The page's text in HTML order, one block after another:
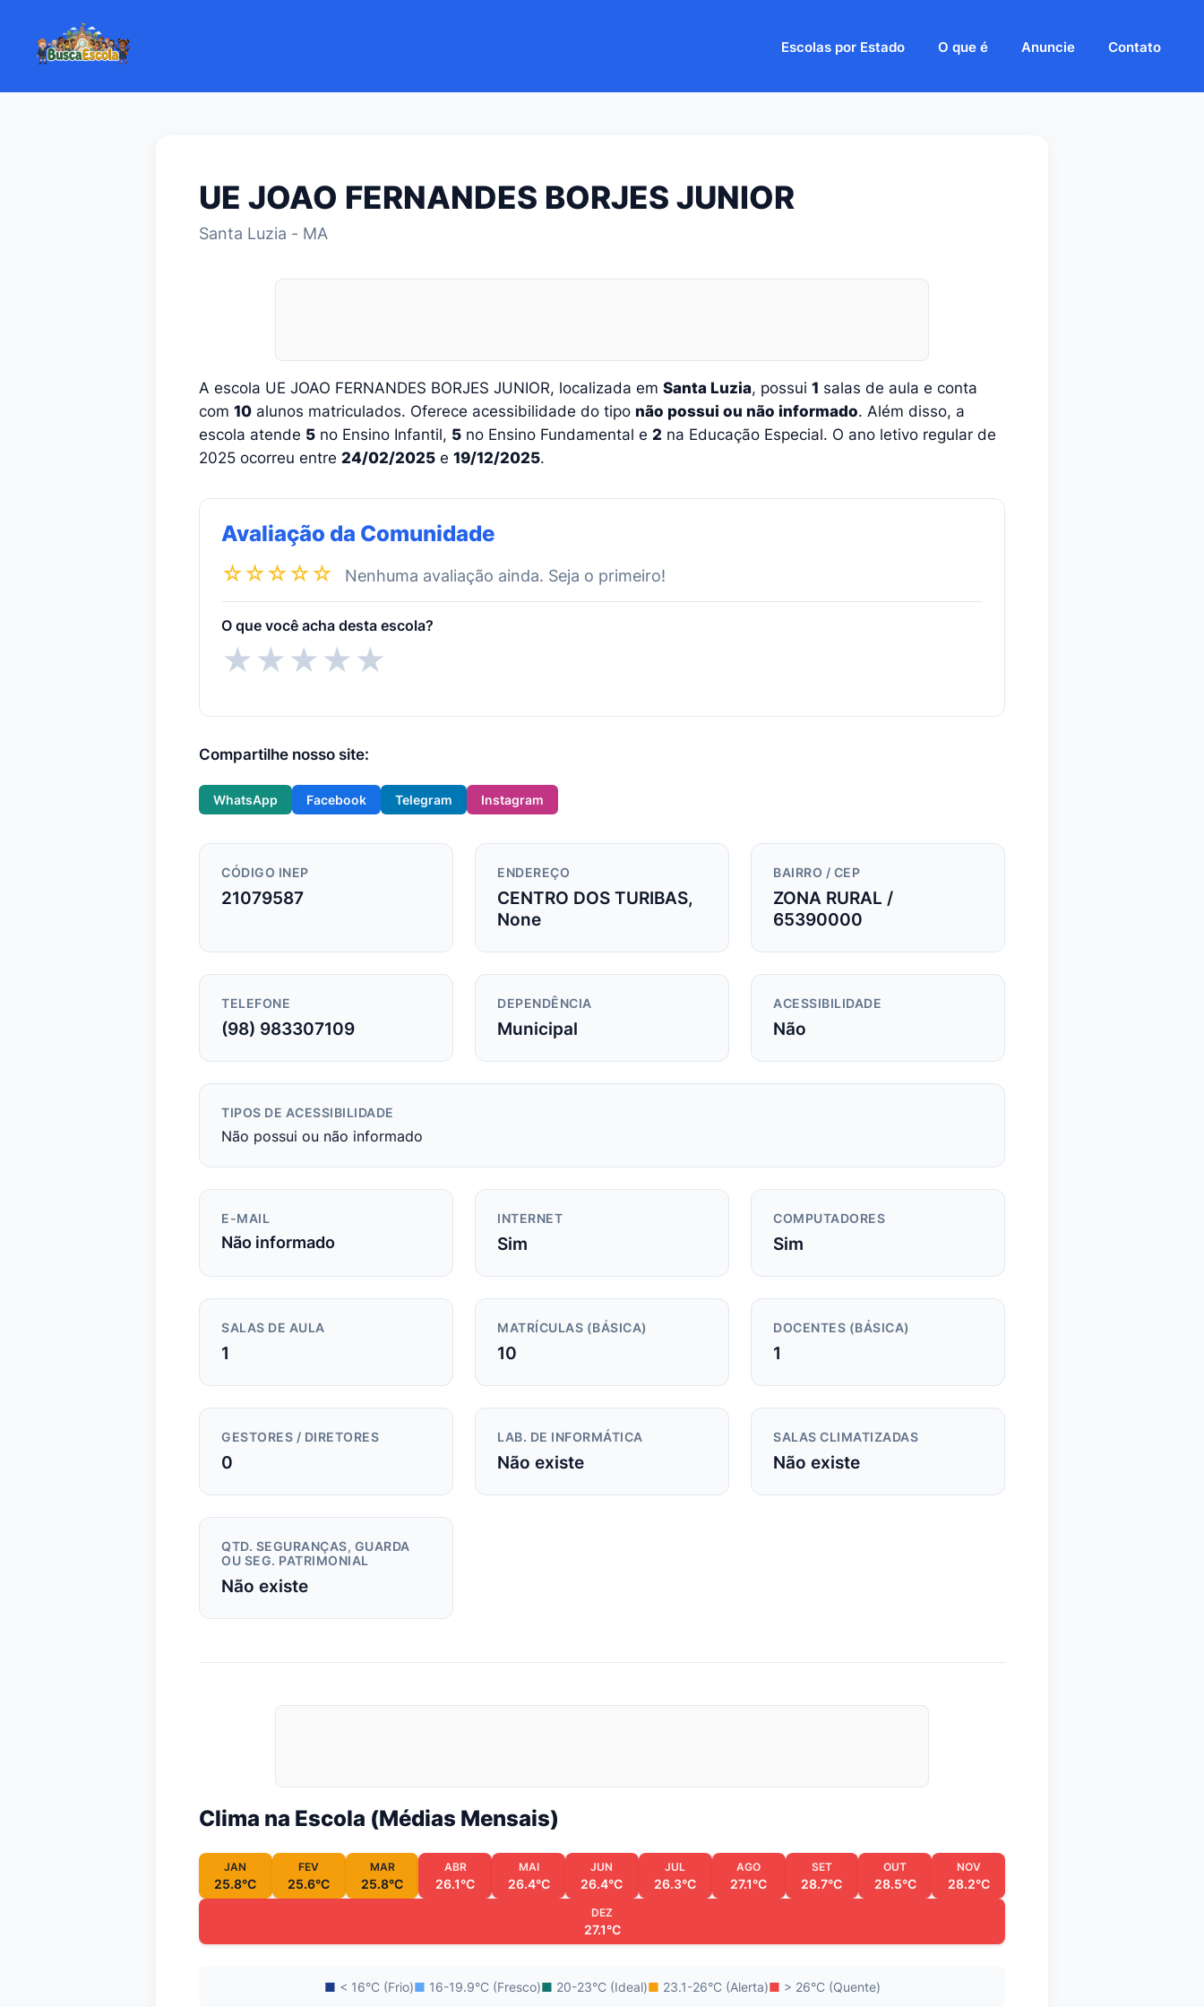
Escolas por Estado O que é Anuncie Contato
UE JOAO FERNANDES BORJES JUNIOR
Santa Luzia - MA
A escola UE JOAO FERNANDES BORJES JUNIOR, localizada em Santa Luzia, possui 1 salas de aula e conta
com 10 alunos matriculados. Oferece acessibilidade do tipo não possui ou não informado. Além disso, a
escola atende 5 no Ensino Infantil, 5 no Ensino Fundamental e 2 na Educação Especial. O ano letivo regular de
2025 ocorreu entre 24/02/2025 e 19/12/2025.
Avaliação da Comunidade
☆☆☆☆☆
Nenhuma avaliação ainda. Seja o primeiro!
O que você acha desta escola?
★★★★★
Compartilhe nosso site:
WhatsApp Facebook Telegram Instagram
CÓDIGO INEP
21079587
ENDEREÇO
CENTRO DOS TURIBAS,
None
BAIRRO / CEP
ZONA RURAL /
65390000
TELEFONE
(98) 983307109
DEPENDÊNCIA
Municipal
ACESSIBILIDADE
Não
TIPOS DE ACESSIBILIDADE
Não possui ou não informado
E-MAIL
Não informado
INTERNET
Sim
COMPUTADORES
Sim
SALAS DE AULA
1
MATRÍCULAS (BÁSICA)
10
DOCENTES (BÁSICA)
1
GESTORES / DIRETORES
0
LAB. DE INFORMÁTICA
Não existe
SALAS CLIMATIZADAS
Não existe
QTD. SEGURANÇAS, GUARDA
OU SEG. PATRIMONIAL
Não existe
Clima na Escola (Médias Mensais)
JAN
25.8°C
FEV
25.6°C
MAR
25.8°C
ABR
26.1°C
MAI
26.4°C
JUN
26.4°C
JUL
26.3°C
AGO
27.1°C
SET
28.7°C
OUT
28.5°C
NOV
28.2°C
DEZ
27.1°C
■ < 16°C (Frio)■ 16-19.9°C (Fresco)■ 20-23°C (Ideal)■ 23.1-26°C (Alerta)■ > 26°C (Quente)